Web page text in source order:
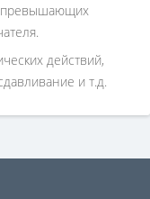
превышающих
действий,
и т.д.